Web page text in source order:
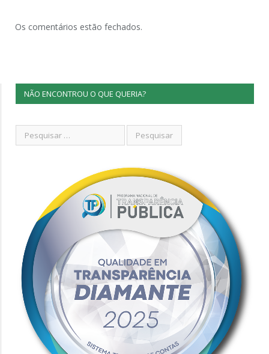
Os comentários estão fechados.
NÃO ENCONTROU O QUE QUERIA?